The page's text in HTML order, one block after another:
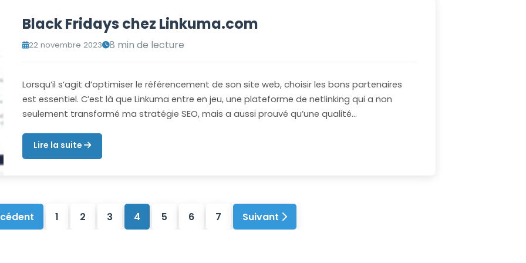
Black Fridays chez Linkuma.com
22 novembre 2023 8 min de lecture
Lorsqu’il s’agit d’optimiser le référencement de son site web, choisir les bons partenaires
est essentiel. C’est là que Linkuma entre en jeu, une plateforme de netlinking qui a non
seulement transformé ma stratégie SEO, mais a aussi prouvé qu’une qualité…
Lire la suite
Pagination
1 2 3 4 5 6 7 Suivant